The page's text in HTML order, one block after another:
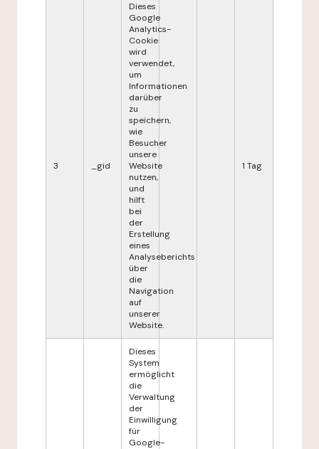
3 _gid
Dieses
Google
Analytics-
Cookie
wird
verwendet,
um
Informationen
darüber
zu
speichern,
wie
Besucher
unsere
Website
nutzen,
und
hilft
bei
der
Erstellung
eines
Analyseberichts
über
die
Navigation
auf
unserer
Website.
1 Tag
Dieses
System
ermöglicht
die
Verwaltung
der
Einwilligung
für
Google-